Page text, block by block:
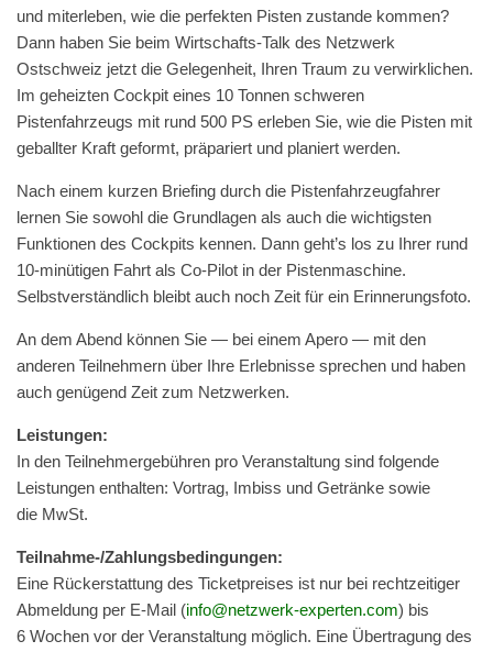
und miter­leben, wie die per­fek­ten Pis­ten zus­tande kom­men?
Dann haben Sie beim Wirtschafts-Talk des Net­zw­erk
Ostschweiz jet­zt die Gele­gen­heit, Ihren Traum zu ver­wirk­lichen.
Im geheizten Cock­pit eines 10 Ton­nen schw­eren
Pis­ten­fahrzeugs mit rund 500 PS erleben Sie, wie die Pis­ten mit
geball­ter Kraft geformt, prä­pari­ert und planiert werden.
Nach einem kurzen Brief­ing durch die Pis­ten­fahrzeug­fahrer
ler­nen Sie sowohl die Grund­la­gen als auch die wichtig­sten
Funk­tio­nen des Cock­pits ken­nen. Dann geht’s los zu Ihrer rund
10-minüti­gen Fahrt als Co-Pilot in der Pis­ten­mas­chine.
Selb­stver­ständlich bleibt auch noch Zeit für ein Erinnerungsfoto.
An dem Abend kön­nen Sie — bei einem Apero — mit den
anderen Teil­nehmern über Ihre Erleb­nisse sprechen und haben
auch genü­gend Zeit zum Netzwerken.
Leis­tun­gen:
In den Teil­nehmerge­bühren pro Ver­anstal­tung sind fol­gende
Leis­tun­gen enthal­ten: Vor­trag, Imbiss und Getränke sowie
die MwSt.
Teil­nahme-/Zahlungs­be­din­gun­gen:
Eine Rück­er­stat­tung des Tick­et­preis­es ist nur bei rechtzeit­iger
Abmel­dung per E‑Mail (info@netzwerk-experten.com) bis
6 Wochen vor der Ver­anstal­tung möglich. Eine Über­tra­gung des